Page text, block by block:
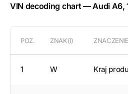
VIN decoding chart — Audi A6,
POZ. ZNAK(I) ZNACZENIE
1 W Kraj